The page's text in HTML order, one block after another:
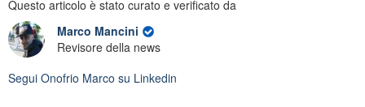
Questo articolo è stato curato e verificato da
Marco Mancini
Revisore della news
Segui Onofrio Marco su Linkedin